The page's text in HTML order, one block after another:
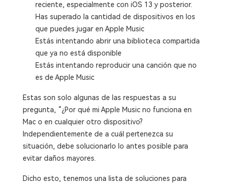
reciente, especialmente con iOS 13 y posterior.
Has superado la cantidad de dispositivos en los
que puedes jugar en Apple Music
Estás intentando abrir una biblioteca compartida
que ya no está disponible
Estás intentando reproducir una canción que no
es de Apple Music
Estas son solo algunas de las respuestas a su
pregunta, “¿Por qué mi Apple Music no funciona en
Mac o en cualquier otro dispositivo?
Independientemente de a cuál pertenezca su
situación, debe solucionarlo lo antes posible para
evitar daños mayores.
Dicho esto, tenemos una lista de soluciones para